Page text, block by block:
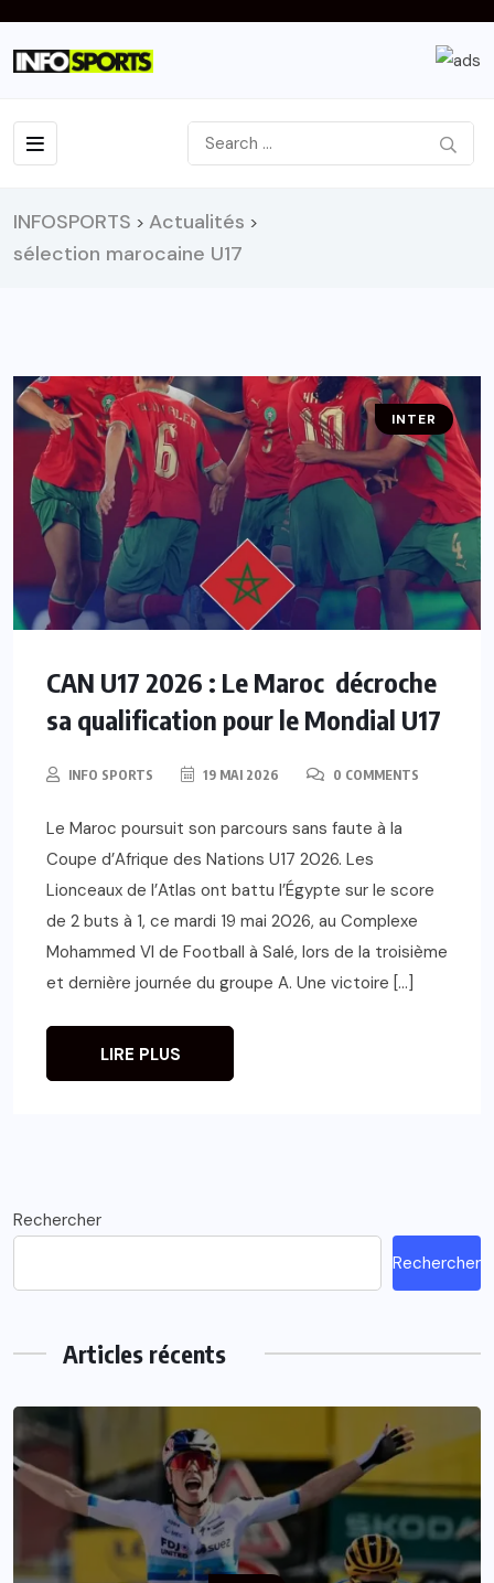
INFOSPORTS > Actualités >
sélection marocaine U17
INTER
CAN U17 2026 : Le Maroc décroche
sa qualification pour le Mondial U17
INFO SPORTS 19 MAI 2026 0 COMMENTS
Le Maroc poursuit son parcours sans faute à la
Coupe d’Afrique des Nations U17 2026. Les
Lionceaux de l’Atlas ont battu l’Égypte sur le score
de 2 buts à 1, ce mardi 19 mai 2026, au Complexe
Mohammed VI de Football à Salé, lors de la troisième
et dernière journée du groupe A. Une victoire […]
LIRE PLUS
Rechercher
Rechercher
Articles récents